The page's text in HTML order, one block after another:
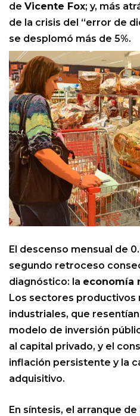
de Vicente Fox; y, más
de la crisis del “error de
se desplomó más de 5%.
El descenso mensual de
segundo retroceso
diagnóstico: la economía
Los sectores productivos
industriales, que
modelo de inversión
al capital privado, y el
inflación persistente y la
adquisitivo.
En síntesis, el arranque de